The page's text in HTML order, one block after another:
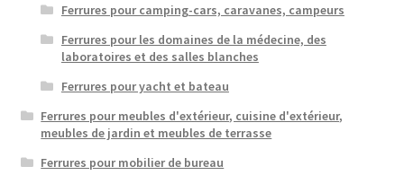
Ferrures pour camping-cars, caravanes, campeurs
Ferrures pour les domaines de la médecine, des
laboratoires et des salles blanches
Ferrures pour yacht et bateau
Ferrures pour meubles d'extérieur, cuisine d'extérieur,
meubles de jardin et meubles de terrasse
Ferrures pour mobilier de bureau